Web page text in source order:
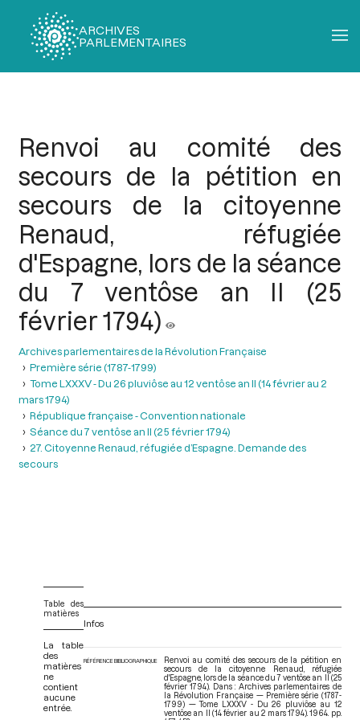
ARCHIVES
PARLEMENTAIRES
Renvoi au comité des
secours de la pétition en
secours de la citoyenne
Renaud, réfugiée
d'Espagne, lors de la séance
du 7 ventôse an II (25
février 1794)
Archives parlementaires de la Révolution Française
Première série (1787-1799)
Tome LXXXV - Du 26 pluviôse au 12 ventôse an II (14 février au 2
mars 1794)
République française - Convention nationale
Séance du 7 ventôse an II (25 février 1794)
27. Citoyenne Renaud, réfugiée d’Espagne. Demande des
secours
Table des
matières
La table
des
matières
ne
contient
aucune
entrée.
Infos
RÉFÉRENCE BIBLIOGRAPHIQUE
Renvoi au comité des secours de la pétition en
secours de la citoyenne Renaud, réfugiée
d'Espagne, lors de la séance du 7 ventôse an II (25
février 1794). Dans : Archives parlementaires de
la Révolution Française — Première série (1787-
1799) — Tome LXXXV - Du 26 pluviôse au 12
ventôse an II (14 février au 2 mars 1794). 1964. pp.